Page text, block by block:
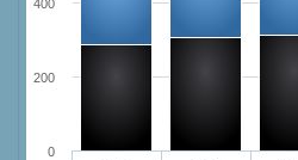
0
200
400